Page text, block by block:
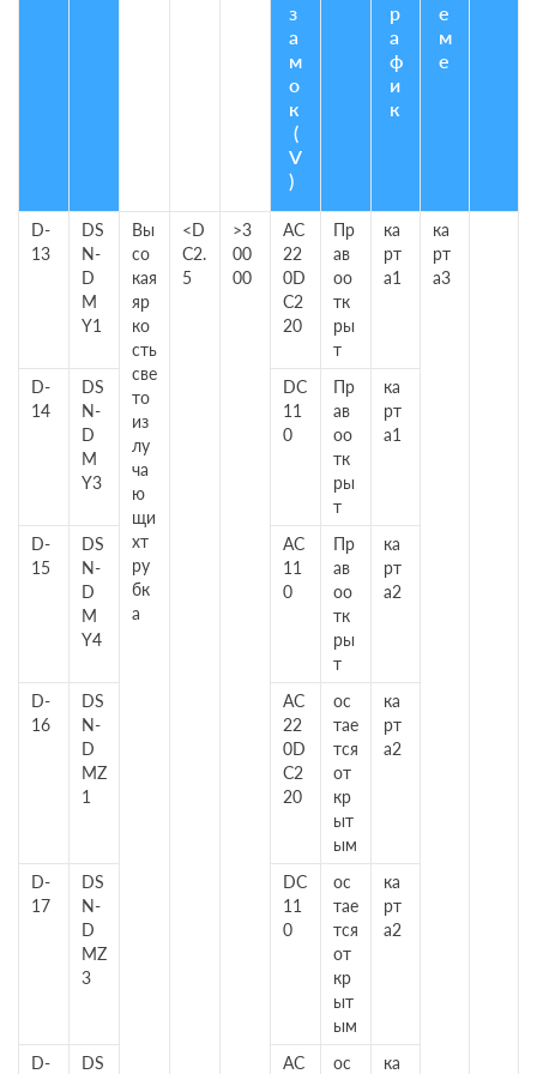
з
а
м
о
к
(
V
)
р
а
ф
и
к
е
м
е
D-
13
DS
N-
D
M
Y1
Вы
со
кая
яр
ко
сть
све
то
из
лу
ча
ю
щи
хт
ру
бк
а
<D
C2.
5
>3
00
00
AC
22
0D
C2
20
Пр
ав
оо
тк
ры
т
ка
рт
а1
ка
рт
а3
D-
14
DS
N-
D
M
Y3
DC
11
0
Пр
ав
оо
тк
ры
т
ка
рт
а1
D-
15
DS
N-
D
M
Y4
AC
11
0
Пр
ав
оо
тк
ры
т
ка
рт
а2
D-
16
DS
N-
D
MZ
1
AC
22
0D
C2
20
ос
тае
тся
от
кр
ыт
ым
ка
рт
а2
D-
17
DS
N-
D
MZ
3
DC
11
0
ос
тае
тся
от
кр
ыт
ым
ка
рт
а2
D- DS AC ос ка